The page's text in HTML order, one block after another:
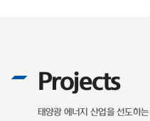
Projects
태양광 에너지 산업을 선도하는